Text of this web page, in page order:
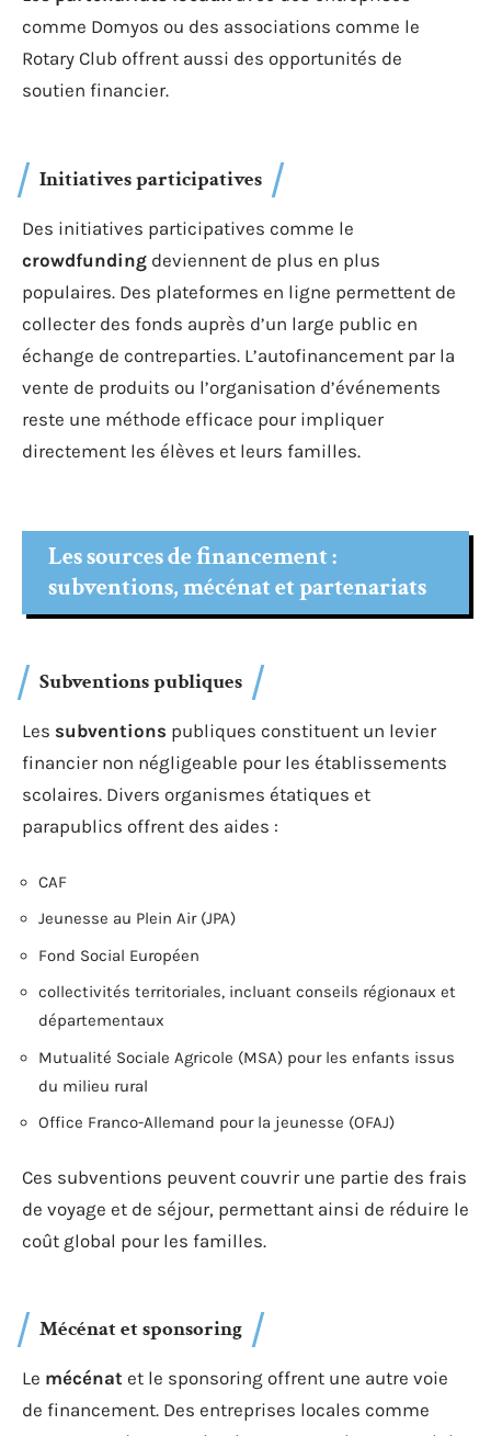
comme Domyos ou des associations comme le
Rotary Club offrent aussi des opportunités de
soutien financier.
Initiatives participatives
Des initiatives participatives comme le
crowdfunding deviennent de plus en plus
populaires. Des plateformes en ligne permettent de
collecter des fonds auprès d’un large public en
échange de contreparties. L’autofinancement par la
vente de produits ou l’organisation d’événements
reste une méthode efficace pour impliquer
directement les élèves et leurs familles.
Les sources de financement :
subventions, mécénat et partenariats
Subventions publiques
Les subventions publiques constituent un levier
financier non négligeable pour les établissements
scolaires. Divers organismes étatiques et
parapublics offrent des aides :
CAF
Jeunesse au Plein Air (JPA)
Fond Social Européen
collectivités territoriales, incluant conseils régionaux et
départementaux
Mutualité Sociale Agricole (MSA) pour les enfants issus
du milieu rural
Office Franco-Allemand pour la jeunesse (OFAJ)
Ces subventions peuvent couvrir une partie des frais
de voyage et de séjour, permettant ainsi de réduire le
coût global pour les familles.
Mécénat et sponsoring
Le mécénat et le sponsoring offrent une autre voie
de financement. Des entreprises locales comme